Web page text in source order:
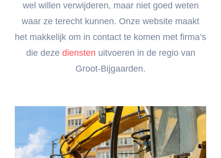
wel willen verwijderen, maar niet goed weten
waar ze terecht kunnen. Onze website maakt
het makkelijk om in contact te komen met firma’s
die deze diensten uitvoeren in de regio van
Groot-Bijgaarden.